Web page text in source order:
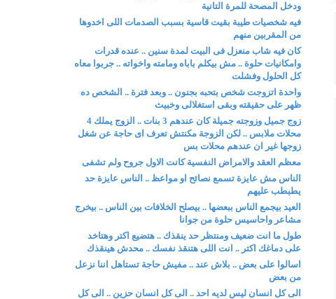
ودخل المصحة للمرة التانية
فيه شخصيات طيبة بقيت قاسية بسبب الصدمات اللى اخدوها
من المقربين منهم
كان فيه شاب منعزل فى البيت لمدة سنين .. عنده قدرات
وامكانيات حلوة .. مش بيكلم باباه ومامته واخواته .. جربوا معاه
كل الحلول وفشلت
واحدة اتزوجت شخص بتحبه بجنون .. وبعد فترة .. الشخص ده
ظهر على حقيقته وبقى استغلالى وخبيث
زوج جميل وزوجته جميلة كان عندهم 3 بنات .. الزوج يملك 4
محلات ملابس .. لكن الزوجة مكنتش تعرف اى حاجة عن شغل
زوجها غير ان عندهم محلات بس
معظم العقد والامراض النفسية كانت الاول جروح ولم تشفى
الناس مش عايزة تسمع نصائح او مواعظ .. الناس عايزة حد
يطبطب عليهم
العيد بيجمع الناس ببعضها .. بيصلح الخلافات بين الناس .. بيخرج
مشاعر واحاسيس حلوة من جوانا
طول ما انت ضعيف ومنتظر حد ينقذك .. هتضيع اكتر وهتاخد
على دماغك اكتر .. انت اللى هتنقذ نفسك .. محدش هينقذك
اسالوا على بعض .. بلاش عند .. مفيش حاجة تستاهل اننا نزعل
من بعض
الى كل انسان ليس لديه احد .. الى كل انسان حزين .. الى كل